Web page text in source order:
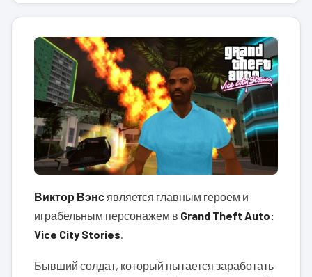
Виктор Вэнс является главным героем и
играбельным персонажем в Grand Theft Auto:
Vice City Stories.
Бывший солдат, который пытается заработать